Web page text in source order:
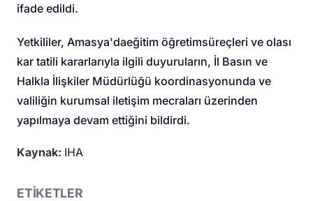
ifade edildi.
Yetkililer, Amasya'daeğitim öğretimsüreçleri ve olası
kar tatili kararlarıyla ilgili duyuruların, İl Basın ve
Halkla İlişkiler Müdürlüğü koordinasyonunda ve
valiliğin kurumsal iletişim mecraları üzerinden
yapılmaya devam ettiğini bildirdi.
Kaynak: IHA
ETİKETLER